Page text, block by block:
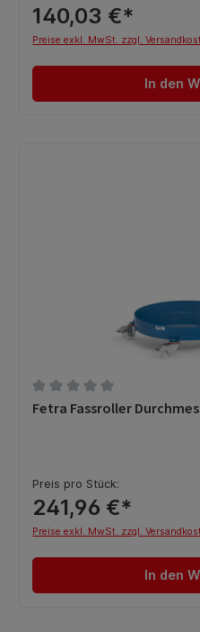
140,03 €*
Preise exkl. MwSt. zzgl.
In den
Durchschnittliche
Fetra Fassroller
Preis pro Stück:
241,96 €*
Preise exkl. MwSt. zzgl.
In den